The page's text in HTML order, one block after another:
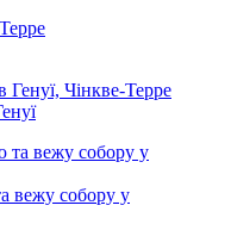
вежу собору у